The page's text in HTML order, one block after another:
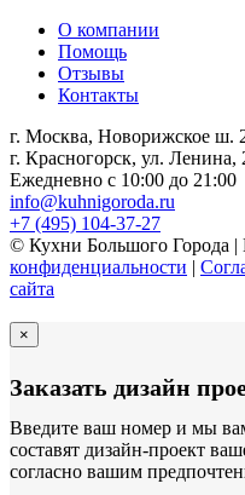
О компании
Помощь
Отзывы
Контакты
г. Москва, Новорижское
г. Красногорск, ул.
Ежедневно с 10:00 до 21:00
info@kuhnigoroda.ru
+7 (495) 104-37-27
© Кухни Большого Города
конфиденциальности |
сайта
×
Заказать дизайн
Введите ваш номер и мы
составят дизайн-проект
согласно вашим